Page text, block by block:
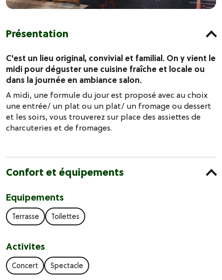
Présentation
C'est un lieu original, convivial et familial. On y vient le
midi pour déguster une cuisine fraîche et locale ou
dans la journée en ambiance salon.
A midi, une formule du jour est proposé avec au choix
une entrée/ un plat ou un plat/ un fromage ou dessert
et les soirs, vous trouverez sur place des assiettes de
charcuteries et de fromages.
Confort et équipements
Equipements
Terrasse Toilettes
Activites
Concert Spectacle